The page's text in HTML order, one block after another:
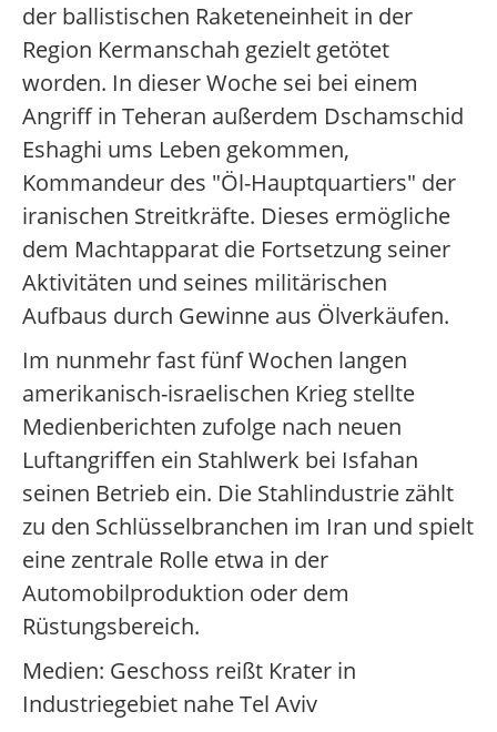
der ballistischen Raketeneinheit in der
Region Kermanschah gezielt getötet
worden. In dieser Woche sei bei einem
Angriff in Teheran außerdem Dschamschid
Eshaghi ums Leben gekommen,
Kommandeur des "Öl-Hauptquartiers" der
iranischen Streitkräfte. Dieses ermögliche
dem Machtapparat die Fortsetzung seiner
Aktivitäten und seines militärischen
Aufbaus durch Gewinne aus Ölverkäufen.
Im nunmehr fast fünf Wochen langen
amerikanisch-israelischen Krieg stellte
Medienberichten zufolge nach neuen
Luftangriffen ein Stahlwerk bei Isfahan
seinen Betrieb ein. Die Stahlindustrie zählt
zu den Schlüsselbranchen im Iran und spielt
eine zentrale Rolle etwa in der
Automobilproduktion oder dem
Rüstungsbereich.
Medien: Geschoss reißt Krater in
Industriegebiet nahe Tel Aviv